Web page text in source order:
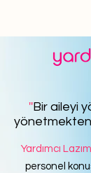
''Bir aileyi
yönetmekten
Yardımcı Lazım
personel